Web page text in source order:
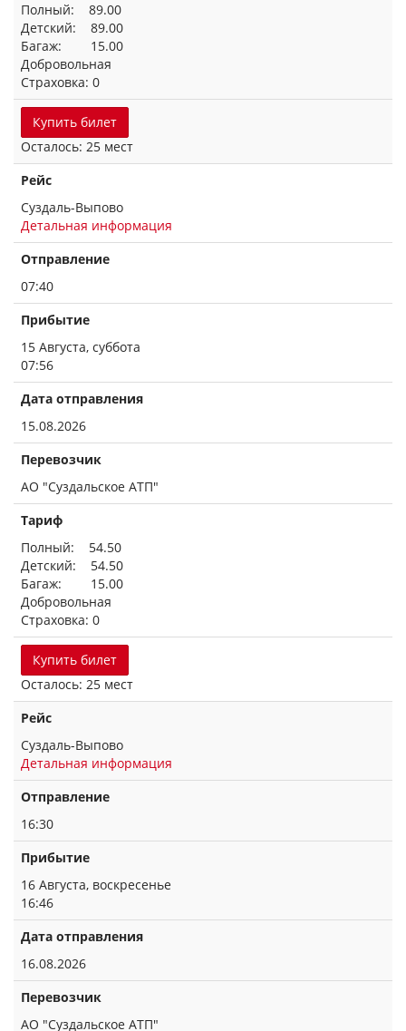
Полный: 89.00
Детский: 89.00
Багаж: 15.00
Добровольная
Страховка: 0
Купить билет
Осталось: 25 мест
Рейс
Суздаль-Выпово
Детальная информация
Отправление
07:40
Прибытие
15 Августа, суббота
07:56
Дата отправления
15.08.2026
Перевозчик
АО "Суздальское АТП"
Тариф
Полный: 54.50
Детский: 54.50
Багаж: 15.00
Добровольная
Страховка: 0
Купить билет
Осталось: 25 мест
Рейс
Суздаль-Выпово
Детальная информация
Отправление
16:30
Прибытие
16 Августа, воскресенье
16:46
Дата отправления
16.08.2026
Перевозчик
АО "Суздальское АТП"